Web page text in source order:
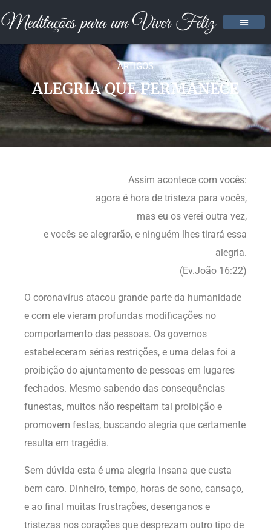
ARTIGOS
ALEGRIA QUE PERMANECE
Assim acontece com vocês:
agora é hora de tristeza para vocês,
mas eu os verei outra vez,
e vocês se alegrarão, e ninguém lhes tirará essa
alegria.
(Ev.João 16:22)
O coronavírus atacou grande parte da humanidade
e com ele vieram profundas modificações no
comportamento das pessoas. Os governos
estabeleceram sérias restrições, e uma delas foi a
proibição do ajuntamento de pessoas em lugares
fechados. Mesmo sabendo das consequências
funestas, muitos não respeitam tal proibição e
promovem festas, buscando alegria que certamente
resulta em tragédia.
Sem dúvida esta é uma alegria insana que custa
bem caro. Dinheiro, tempo, horas de sono, cansaço,
e ao final muitas frustrações, desenganos e
tristezas nos corações que desprezam outro tipo de